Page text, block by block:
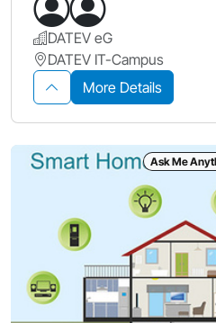
DATEV eG
DATEV IT-Campus
More Details
Ask Me